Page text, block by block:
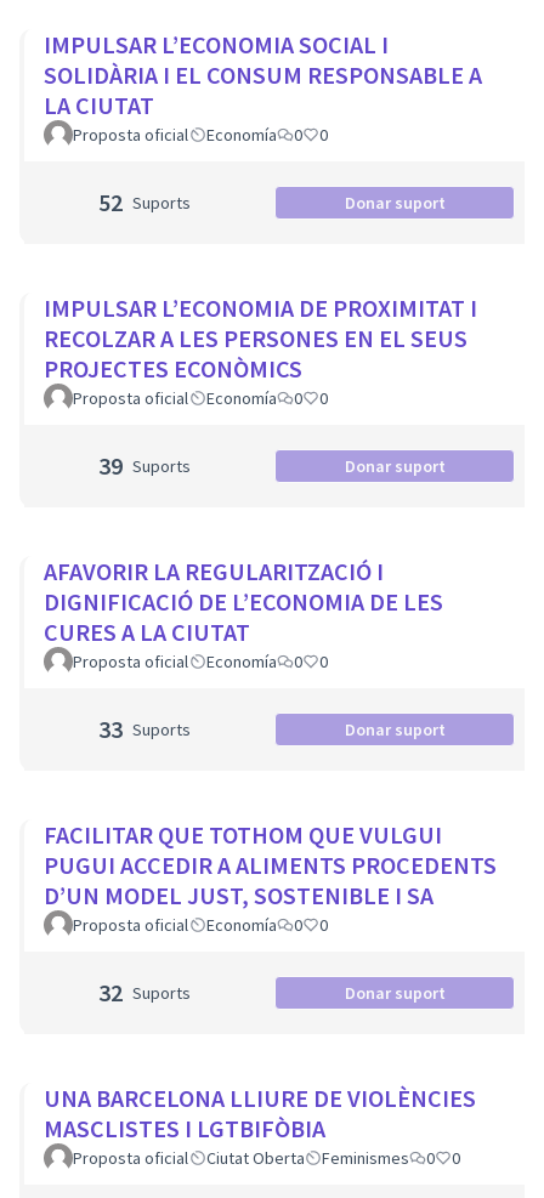
IMPULSAR L’ECONOMIA SOCIAL I
SOLIDÀRIA I EL CONSUM RESPONSABLE A
LA CIUTAT
Proposta oficial Economía 0 0
52 Suports Donar suport
IMPULSAR L’ECONOMIA DE PROXIMITAT I
RECOLZAR A LES PERSONES EN EL SEUS
PROJECTES ECONÒMICS
Proposta oficial Economía 0 0
39 Suports Donar suport
AFAVORIR LA REGULARITZACIÓ I
DIGNIFICACIÓ DE L’ECONOMIA DE LES
CURES A LA CIUTAT
Proposta oficial Economía 0 0
33 Suports Donar suport
FACILITAR QUE TOTHOM QUE VULGUI
PUGUI ACCEDIR A ALIMENTS PROCEDENTS
D’UN MODEL JUST, SOSTENIBLE I SA
Proposta oficial Economía 0 0
32 Suports Donar suport
UNA BARCELONA LLIURE DE VIOLÈNCIES
MASCLISTES I LGTBIFÒBIA
Proposta oficial Ciutat Oberta Feminismes 0 0